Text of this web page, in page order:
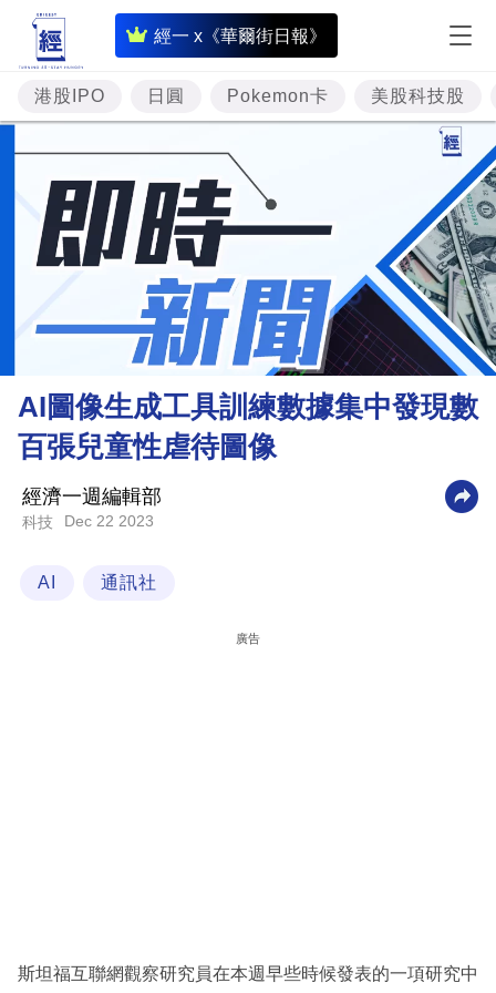
經一 x《華爾街日報》
即
時
財
經
專
題
投
資
樓
市
財
商
業
科
區
港股IPO 日圓 Pokemon卡 美股科技股
AI圖像生成工具訓練數據集中發現數
百張兒童性虐待圖像
經濟一週編輯部
科技 Dec 22 2023
AI 通訊社
廣告
斯坦福互聯網觀察研究員在本週早些時候發表的一項研究中